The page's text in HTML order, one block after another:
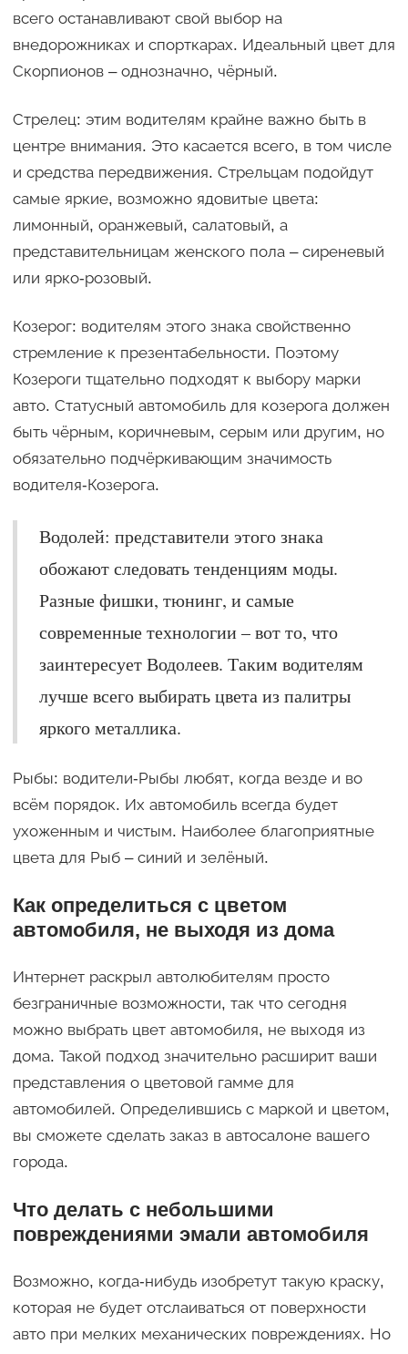
всего останавливают свой выбор на
внедорожниках и спорткарах. Идеальный цвет для
Скорпионов – однозначно, чёрный.
Стрелец: этим водителям крайне важно быть в
центре внимания. Это касается всего, в том числе
и средства передвижения. Стрельцам подойдут
самые яркие, возможно ядовитые цвета:
лимонный, оранжевый, салатовый, а
представительницам женского пола – сиреневый
или ярко-розовый.
Козерог: водителям этого знака свойственно
стремление к презентабельности. Поэтому
Козероги тщательно подходят к выбору марки
авто. Статусный автомобиль для козерога должен
быть чёрным, коричневым, серым или другим, но
обязательно подчёркивающим значимость
водителя-Козерога.
Водолей: представители этого знака
обожают следовать тенденциям моды.
Разные фишки, тюнинг, и самые
современные технологии – вот то, что
заинтересует Водолеев. Таким водителям
лучше всего выбирать цвета из палитры
яркого металлика.
Рыбы: водители-Рыбы любят, когда везде и во
всём порядок. Их автомобиль всегда будет
ухоженным и чистым. Наиболее благоприятные
цвета для Рыб – синий и зелёный.
Как определиться с цветом
автомобиля, не выходя из дома
Интернет раскрыл автолюбителям просто
безграничные возможности, так что сегодня
можно выбрать цвет автомобиля, не выходя из
дома. Такой подход значительно расширит ваши
представления о цветовой гамме для
автомобилей. Определившись с маркой и цветом,
вы сможете сделать заказ в автосалоне вашего
города.
Что делать с небольшими
повреждениями эмали автомобиля
Возможно, когда-нибудь изобретут такую краску,
которая не будет отслаиваться от поверхности
авто при мелких механических повреждениях. Но